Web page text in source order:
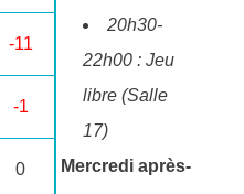
-11
-1
0
20h30-
22h00 : Jeu
libre (Salle
17)
Mercredi après-